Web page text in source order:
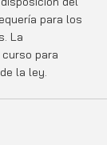
para los
La
para
la ley.